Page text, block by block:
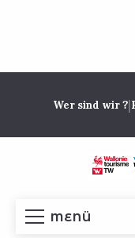
MENÜ
Wer sind wir ?|